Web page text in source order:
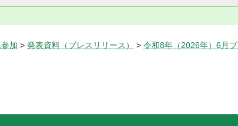
加 > 発表資料（プレスリリース） > 令和8年（2026年）6月